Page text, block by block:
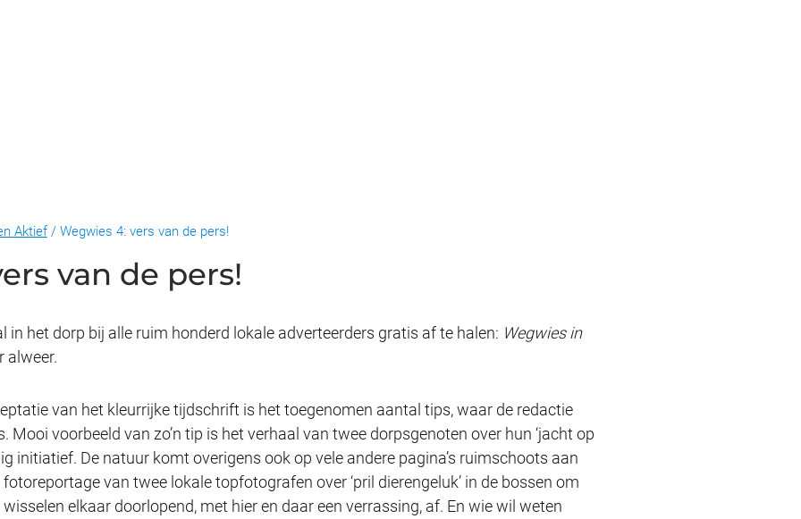
Aktief / Wegwies 4: vers van de pers!
van de pers!
in het dorp bij alle ruim honderd lokale adverteerders gratis af te halen: Wegwies in
alweer.
van het kleurrijke tijdschrift is het toegenomen aantal tips, waar de redactie
Mooi voorbeeld van zo’n tip is het verhaal van twee dorpsgenoten over hun ‘jacht op
initiatief. De natuur komt overigens ook op vele andere pagina’s ruimschoots aan
van twee lokale topfotografen over ‘pril dierengeluk’ in de bossen om
elkaar doorlopend, met hier en daar een verrassing, af. En wie wil weten